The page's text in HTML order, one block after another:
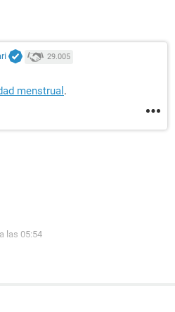
29.005
menstrual .
las 05:54